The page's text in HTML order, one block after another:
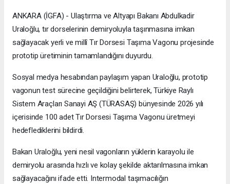
ANKARA (İGFA) - Ulaştırma ve Altyapı Bakanı Abdulkadir
Uraloğlu, tır dorselerinin demiryoluyla taşınmasına imkan
sağlayacak yerli ve millî Tır Dorsesi Taşıma Vagonu projesinde
prototip üretiminin tamamlandığını duyurdu.
Sosyal medya hesabından paylaşım yapan Uraloğlu, prototip
vagonun test sürecine geçildiğini belirterek, Türkiye Raylı
Sistem Araçları Sanayi AŞ (TÜRASAŞ) bünyesinde 2026 yılı
içerisinde 100 adet Tır Dorsesi Taşıma Vagonu üretmeyi
hedeflediklerini bildirdi.
Bakan Uraloğlu, yeni nesil vagonların yüklerin karayolu ile
demiryolu arasında hızlı ve kolay şekilde aktarılmasına imkan
sağlayacağını ifade etti. Intermodal taşımacılığın